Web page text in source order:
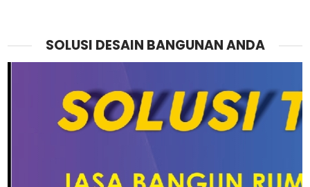
SOLUSI DESAIN BANGUNAN ANDA